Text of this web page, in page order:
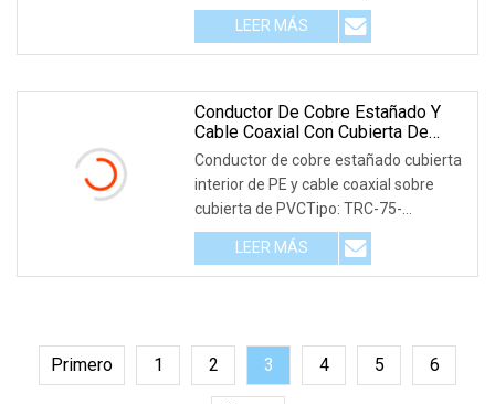
revestimiento no metálico 1
Aplicación: El tipo NM-B (cable con
revestimiento no metálico) tiene una
LEER MÁS
Conductor De Cobre Estañado Y
Cable Coaxial Con Cubierta De
PVC
Conductor de cobre estañado cubierta
interior de PE y cable coaxial sobre
cubierta de PVCTipo: TRC-75-
2Especificación, consulte las
siguientes tablas.Aplicación: Los
cables coaxiales se utilizan en alta
LEER MÁS
Primero 1 2 3 4 5 6